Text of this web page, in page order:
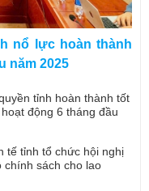
nổ lực hoàn thành
năm 2025
tỉnh hoàn thành tốt
động 6 tháng đầu
tế tỉnh tổ chức hội nghị
chính sách cho lao